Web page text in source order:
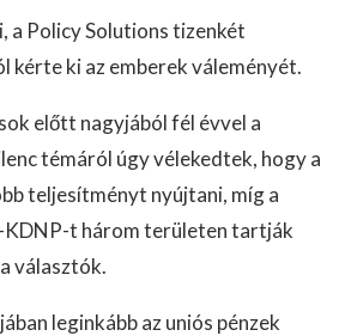
a Policy Solutions tizenkét
kérte ki az emberek váleményét.
előtt nagyjából fél évvel a
témáról úgy vélekedtek, hogy a
teljesítményt nyújtani, míg a
t három területen tartják
választók.
leginkább az uniós pénzek